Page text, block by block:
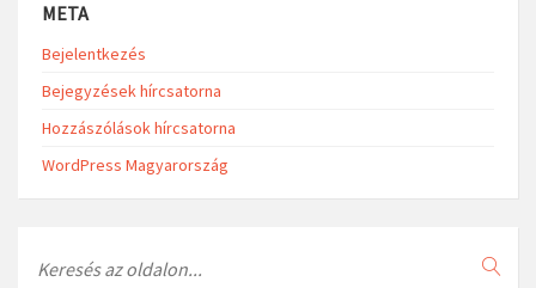
META
Bejelentkezés
Bejegyzések hírcsatorna
Hozzászólások hírcsatorna
WordPress Magyarország